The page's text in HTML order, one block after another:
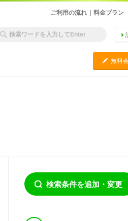
ご利用の流れ 料金プラン
C 無料
検索条件を追加・変更